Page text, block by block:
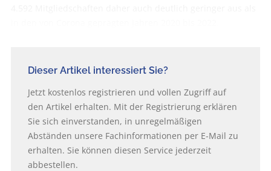
Dieser Artikel interessiert Sie?
Jetzt kostenlos registrieren und vollen Zugriff auf
den Artikel erhalten. Mit der Registrierung erklären
Sie sich einverstanden, in unregelmäßigen
Abständen unsere Fachinformationen per E-Mail zu
erhalten. Sie können diesen Service jederzeit
abbestellen.